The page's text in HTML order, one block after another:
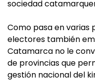
sociedad
Como pasa en varias
electores también
Catamarca no le
de provincias que
gestión nacional del